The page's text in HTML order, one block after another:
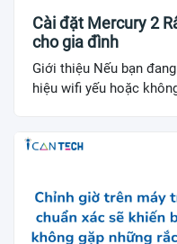
Cài đặt Mercury 2
cho gia đình
Giới thiệu Nếu bạn
hiệu wifi yếu hoặc